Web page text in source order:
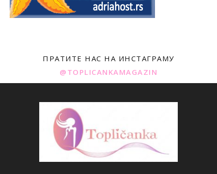
ПРАТИТЕ НАС НА ИНСТАГРАМУ
@TOPLICANKAMAGAZIN